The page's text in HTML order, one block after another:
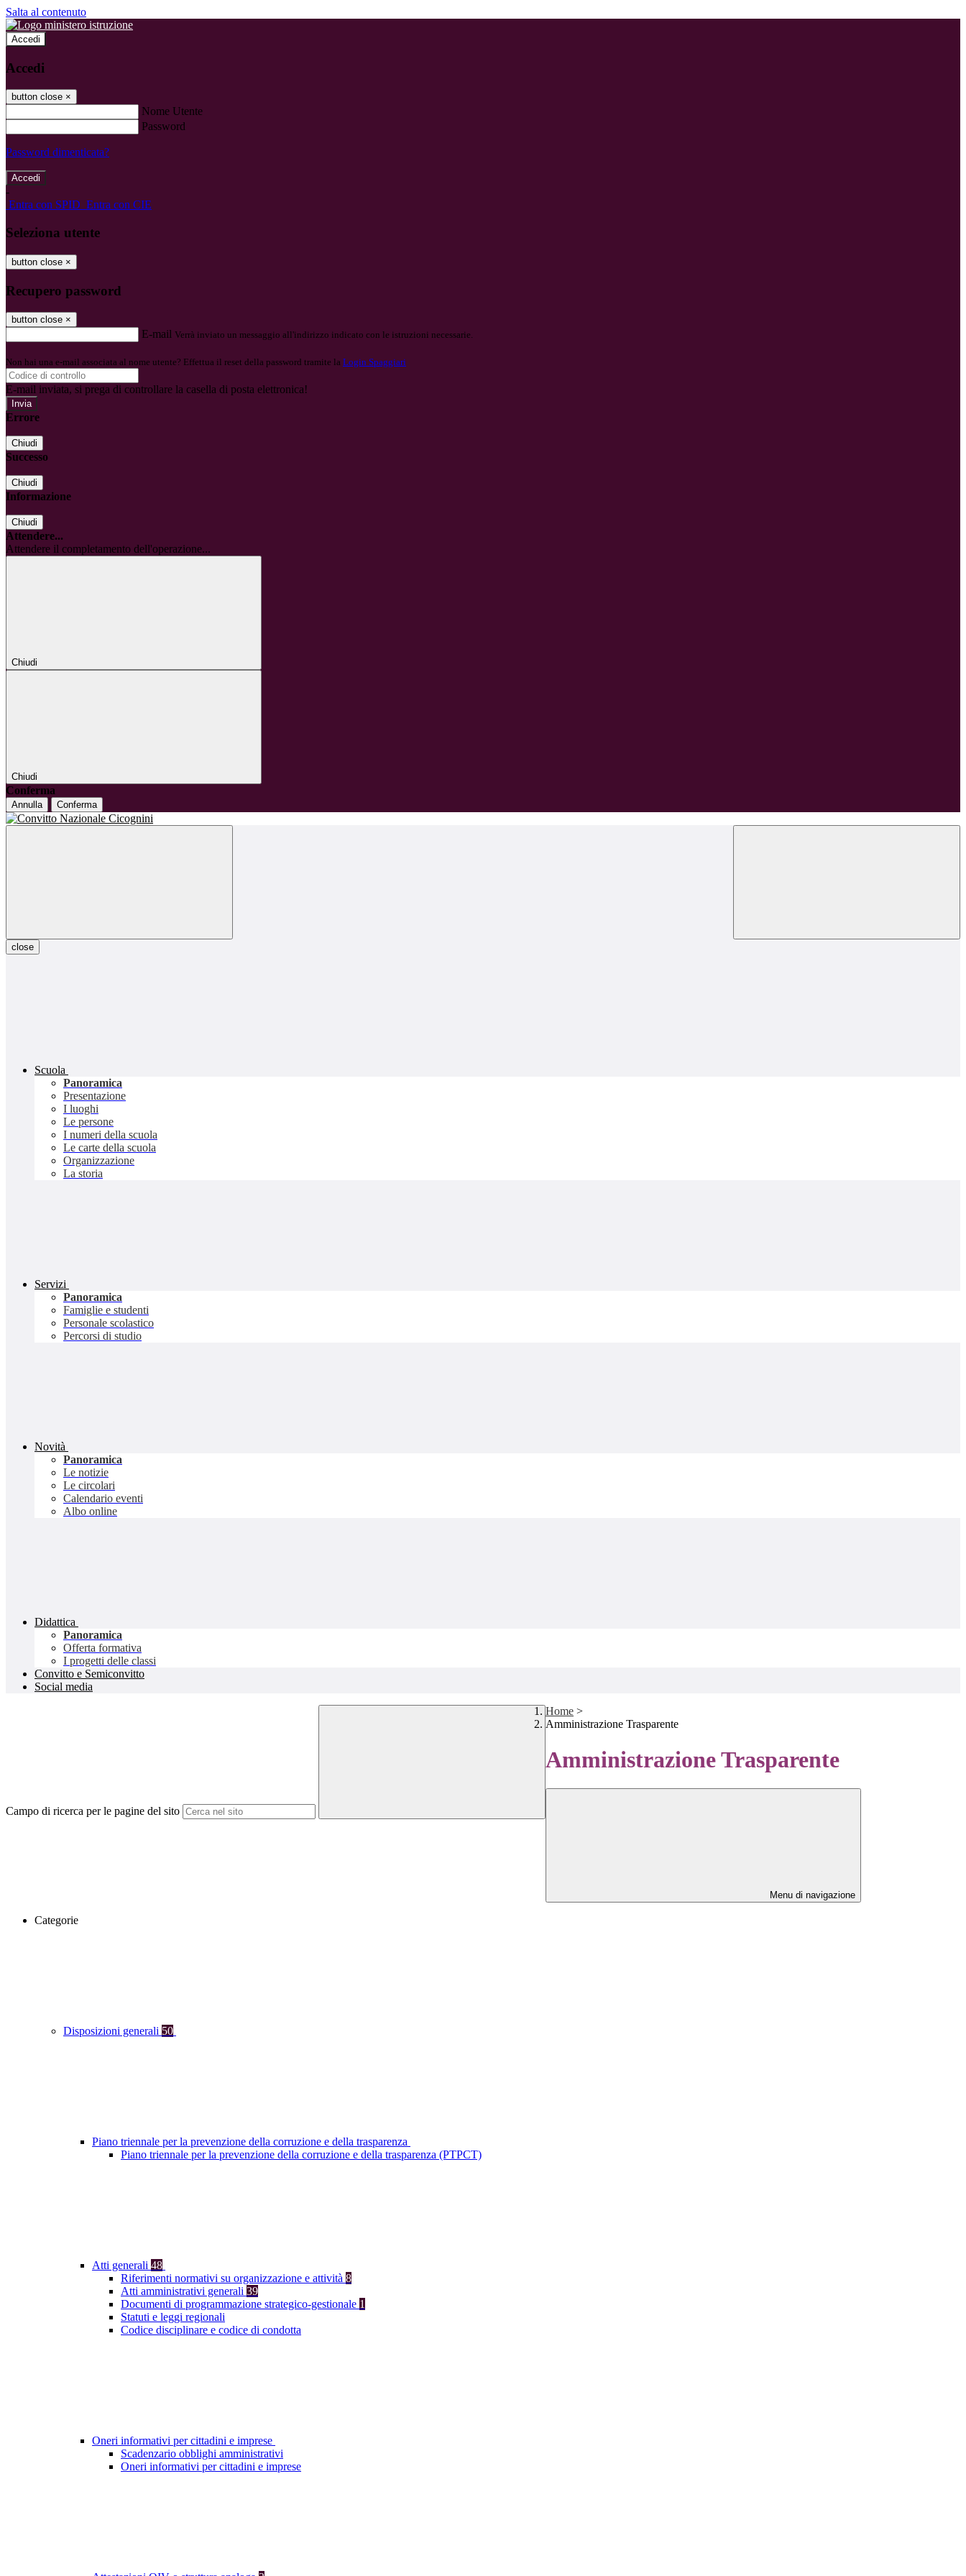
Salta al contenuto
Accedi
Accedi
button close ×
Nome Utente
Password
Password dimenticata?
-
Entra con SPID Entra con CIE
Seleziona utente
button close ×
Recupero password
button close ×
E-mail Verrà inviato un messaggio all'indirizzo indicato con le istruzioni necessarie.
Non hai una e-mail associata al nome utente? Effettua il reset della password tramite la Login Spaggiari
E-mail inviata, si prega di controllare la casella di posta elettronica!
Errore
Chiudi
Successo
Chiudi
Informazione
Chiudi
Attendere...
Attendere il completamento dell'operazione...
Chiudi
Chiudi
Conferma
Annulla Conferma
close
Scuola
Panoramica
Presentazione
I luoghi
Le persone
I numeri della scuola
Le carte della scuola
Organizzazione
La storia
Servizi
Panoramica
Famiglie e studenti
Personale scolastico
Percorsi di studio
Novità
Panoramica
Le notizie
Le circolari
Calendario eventi
Albo online
Didattica
Panoramica
Offerta formativa
I progetti delle classi
Convitto e Semiconvitto
Social media
Campo di ricerca per le pagine del sito
Home >
Amministrazione Trasparente
Amministrazione Trasparente
Menu di navigazione
Categorie
Disposizioni generali 50
Piano triennale per la prevenzione della corruzione e della trasparenza
Piano triennale per la prevenzione della corruzione e della trasparenza (PTPCT)
Atti generali 48
Riferimenti normativi su organizzazione e attività 8
Atti amministrativi generali 39
Documenti di programmazione strategico-gestionale 1
Statuti e leggi regionali
Codice disciplinare e codice di condotta
Oneri informativi per cittadini e imprese
Scadenzario obblighi amministrativi
Oneri informativi per cittadini e imprese